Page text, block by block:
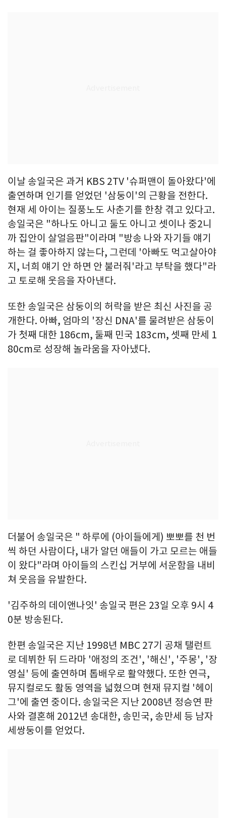
이날 송일국은 과거 KBS 2TV '슈퍼맨이 돌아왔다'에
출연하며 인기를 얻었던 '삼둥이'의 근황을 전한다.
현재 세 아이는 질풍노도 사춘기를 한창 겪고 있다고.
송일국은 "하나도 아니고 둘도 아니고 셋이나 중2니
까 집안이 살얼음판"이라며 "방송 나와 자기들 얘기
하는 걸 좋아하지 않는다, 그런데 '아빠도 먹고살아야
지, 너희 얘기 안 하면 안 불러줘'라고 부탁을 했다"라
고 토로해 웃음을 자아낸다.
또한 송일국은 삼둥이의 허락을 받은 최신 사진을 공
개한다. 아빠, 엄마의 '장신 DNA'를 물려받은 삼둥이
가 첫째 대한 186cm, 둘째 민국 183cm, 셋째 만세 1
80cm로 성장해 놀라움을 자아냈다.
더불어 송일국은 " 하루에 (아이들에게) 뽀뽀를 천 번
씩 하던 사람이다, 내가 알던 애들이 가고 모르는 애들
이 왔다"라며 아이들의 스킨십 거부에 서운함을 내비
쳐 웃음을 유발한다.
'김주하의 데이앤나잇' 송일국 편은 23일 오후 9시 4
0분 방송된다.
한편 송일국은 지난 1998년 MBC 27기 공채 탤런트
로 데뷔한 뒤 드라마 '애정의 조건', '해신', '주몽', '장
영실' 등에 출연하며 톱배우로 활약했다. 또한 연극,
뮤지컬로도 활동 영역을 넓혔으며 현재 뮤지컬 '헤이
그'에 출연 중이다. 송일국은 지난 2008년 정승연 판
사와 결혼해 2012년 송대한, 송민국, 송만세 등 남자
세쌍둥이를 얻었다.